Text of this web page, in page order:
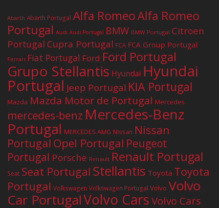
Abarth Abarth Portugal Alfa RomeoAlfa Romeo
Portugal Audi Audi Portugal BMW BMW Portugal Citroen
Portugal Cupra Portugal FCA FCA Group Portugal
Ferrari Fiat Portugal Ford Ford Portugal
Grupo Stellantis Hyundai Hyundai
Portugal Jeep Portugal KIA Portugal
Mazda Mazda Motor de Portugal Mercedes
mercedes-benz Mercedes-Benz
Portugal MERCEDES AMG Nissan Nissan
Portugal Opel Portugal Peugeot
Portugal Porsche Renault Renault Portugal
Seat Seat Portugal Stellantis Toyota Toyota
Portugal Volkswagen Volkswagen Portugal Volvo Volvo
Car PortugalVolvo CarsVolvo Cars